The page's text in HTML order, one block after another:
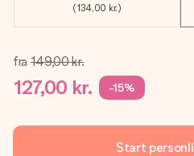
(134,00 kr.)
fra 149,00 kr.
127,00 kr. -15%
Start